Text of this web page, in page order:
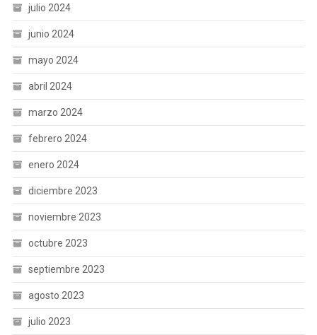
julio 2024
junio 2024
mayo 2024
abril 2024
marzo 2024
febrero 2024
enero 2024
diciembre 2023
noviembre 2023
octubre 2023
septiembre 2023
agosto 2023
julio 2023